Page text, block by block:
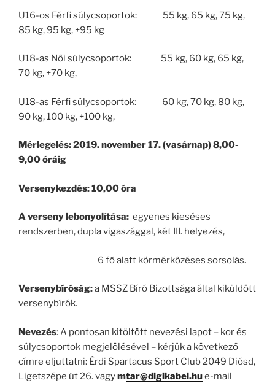
U16-os Férfi súlycsoportok: 55 kg, 65 kg, 75 kg,
85 kg, 95 kg, +95 kg
U18-as Női súlycsoportok: 55 kg, 60 kg, 65 kg,
70 kg, +70 kg,
U18-as Férfi súlycsoportok: 60 kg, 70 kg, 80 kg,
90 kg, 100 kg, +100 kg,
Mérlegelés:2019. november 17. (vasárnap) 8,00-
9,00 óráig
Versenykezdés:10,00 óra
A verseny lebonyolítása: egyenes kieséses
rendszerben, dupla vigaszággal, két III. helyezés,
6 fő alatt körmérkőzéses sorsolás.
Versenybíróság:a MSSZ Bíró Bizottsága által kiküldött
versenybírók.
Nevezés: A pontosan kitöltött nevezési lapot – kor és
súlycsoportok megjelölésével – kérjük a következő
címre eljuttatni: Érdi Spartacus Sport Club 2049 Diósd,
Ligetszépe út 26. vagymtar@digikabel.hue-mail